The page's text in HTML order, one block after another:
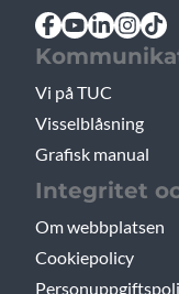
Vi på TUC
Visselblåsning
Grafisk manual
Integritet
Om webbplatsen
Cookiepolicy